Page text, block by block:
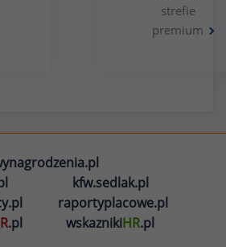
strefie
premium
kfw.sedlak.pl
raportyplacowe.pl
.pl wskaznikiHR.pl